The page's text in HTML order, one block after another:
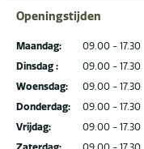
Openingstijden
Maandag:
Dinsdag :
Woensdag:
Donderdag:
Vrijdag:
09.00 - 17.30
09.00 - 17.30
09.00 - 17.30
09.00 - 17.30
09.00 - 17.30